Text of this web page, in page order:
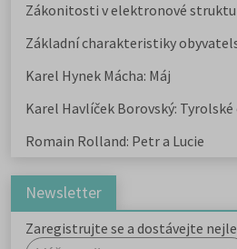
Zákonitosti v elektronové
Základní charakteristiky
Karel Hynek Mácha: Máj
Karel Havlíček Borovský: Tyrolské
Romain Rolland: Petr a Lucie
Newsletter
Zaregistrujte se a dostávejte